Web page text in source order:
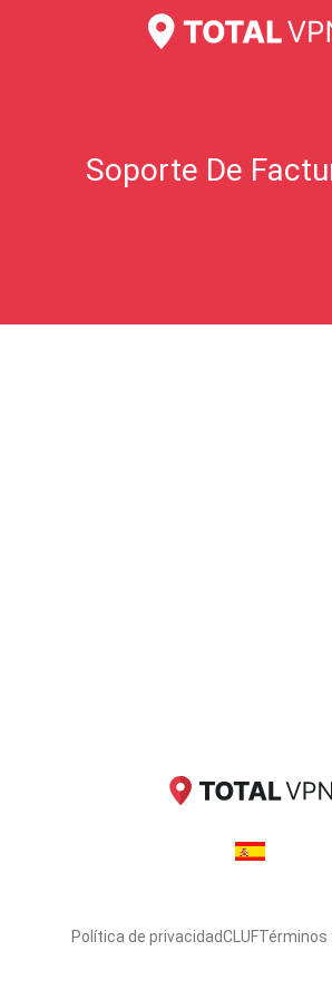
Soporte De
Creo que me han cobrado de más.
Política de privacidadCLUFTérminos